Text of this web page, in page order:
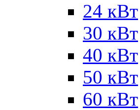
24 кВт
30 кВт
40 кВт
50 кВт
60 кВт